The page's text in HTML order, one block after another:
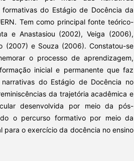
do Estágio de Docência da
Tem como principal fonte teórico-
e Anastasiou (2002), Veiga (2006),
(2007) e Souza (2006). Constatou-se
o processo de aprendizagem,
inicial e permanente que faz
do Estágio de Docência no
da trajetória acadêmica e
desenvolvida por meio da pós-
o percurso formativo por meio da
para o exercício da docência no ensino